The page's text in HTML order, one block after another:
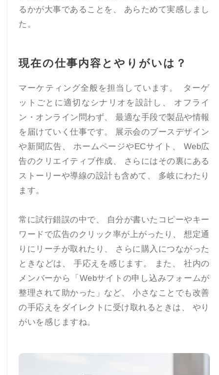
るかが大事であることを、 あらためて実感しまし
た。
現在の仕事内容とやりがいは？
マーケティング全般を担当しています。 ターゲ
ットごとに適切なシナリオを設計し、 オフライ
ン・オンライン問わず、 最適な手段で製品や情報
を届けていく仕事です。 展示会のブースデザイン
や新聞広告、 ホームページやECサイト、 Web広
告のクリエイティブ作成、 さらにはその裏にある
ストーリーや導線の設計も含めて、 多岐にわたり
ます。
常に試行錯誤の中で、 自分が書いたコピーやキー
ワードで広告のクリック率が上がったり、 想定通
りにリーチが取れたり、 さらに購入につながった
ときなどは、 手応えを感じます。 また、 社内の
メンバーから「Webサイトの申し込みフォームが
整理されて助かった」など、 小さなことでも改善
の手応えをダイレクトに受け取れるときは、 やり
がいを感じますね。